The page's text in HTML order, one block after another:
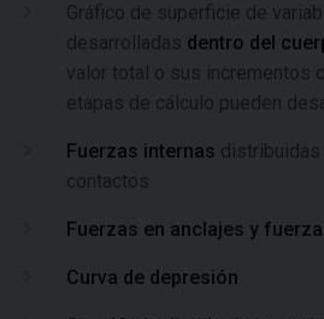
Gráfico de superficie de
desarrolladas dentro del
valor total o sus incrementos
etapas de cálculo pueden
Fuerzas internas distribuidas
contactos
Fuerzas en anclajes y
Curva de depresión